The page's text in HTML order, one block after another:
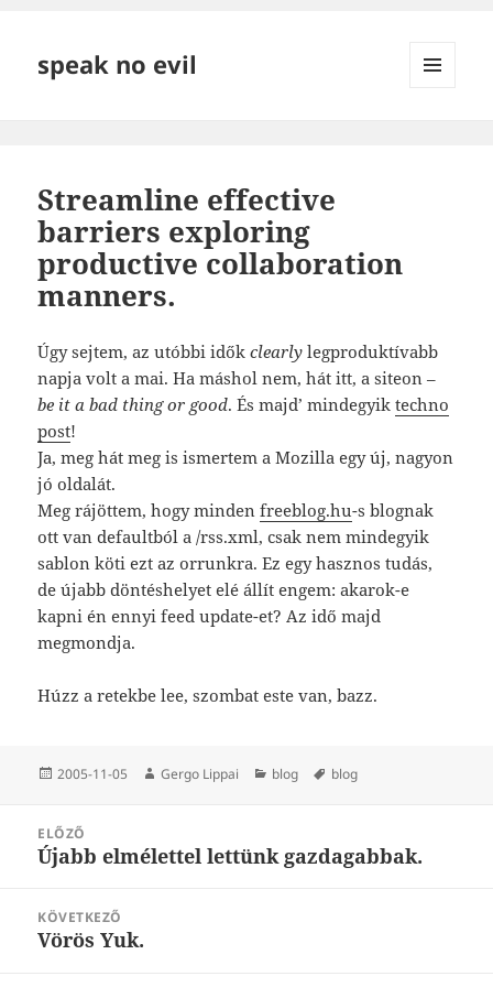
speak no evil
Streamline effective
barriers exploring
productive collaboration
manners.
Úgy sejtem, az utóbbi időkclearly legproduktívabb
napja volt a mai. Ha máshol nem, hát itt, a siteon –
be it a bad thing or good. És majd’ mindegyiktechno
post!
Ja, meg hát meg is ismertem a Mozilla egy új, nagyon
jó oldalát.
Meg rájöttem, hogy mindenfreeblog.hu-s blognak
ott van defaultból a /rss.xml, csak nem mindegyik
sablon köti ezt az orrunkra. Ez egy hasznos tudás,
de újabb döntéshelyet elé állít engem: akarok-e
kapni én ennyi feed update-et? Az idő majd
megmondja.
Húzz a retekbe lee, szombat este van, bazz.
Közzétéve
2005-11-05 Szerző
Gergo Lippai Kategória
blog Címke
blog
navigáció
ELŐZŐ
Korábbi
Újabb elmélettel lettünk gazdagabbak.
KÖVETKEZŐ
Következő
Vörös Yuk.